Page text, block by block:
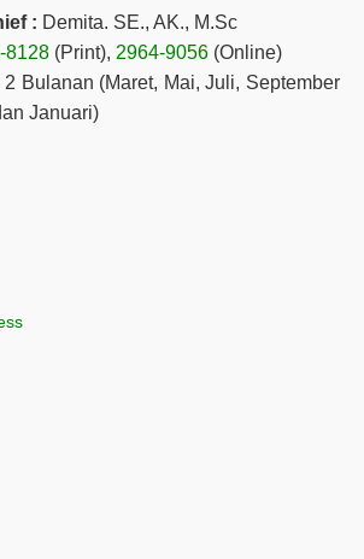
: Demita. SE., AK., M.Sc
8128(Print), 2964-9056(Online)
2 Bulanan (Maret, Mai, Juli, September
Januari)